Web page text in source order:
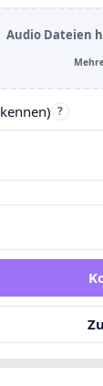
Audio Dateien
?